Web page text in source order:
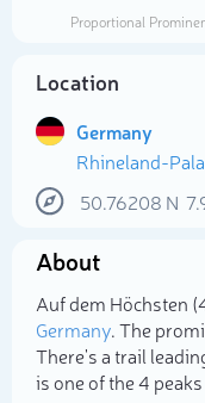
Proportional
Location
Germany
Rhineland-
50.76208 N
About
Auf dem Höchsten
Germany. The
There's a trail
is one of the 4